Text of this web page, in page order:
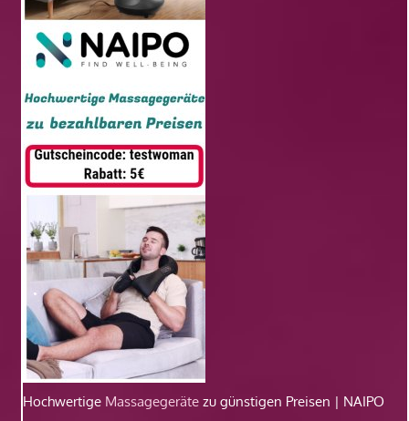
Hochwertige Massagegeräte zu günstigen Preisen | NAIPO